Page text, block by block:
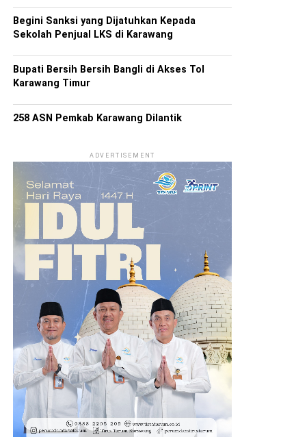
Begini Sanksi yang Dijatuhkan Kepada
Sekolah Penjual LKS di Karawang
Bupati Bersih Bersih Bangli di Akses Tol
Karawang Timur
258 ASN Pemkab Karawang Dilantik
ADVERTISEMENT